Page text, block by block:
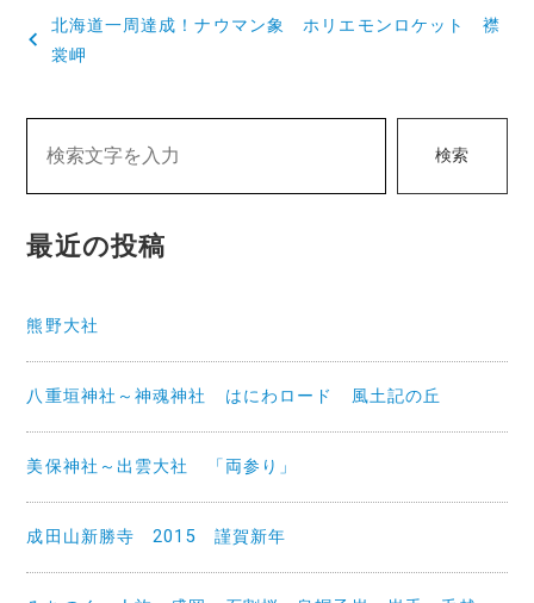
稿
ビ
ゲ
ー
ョ
ン
北海道一周達成！ナウマン象 ホリエモンロケット 襟
裳岬
検索
最近の投稿
熊野大社
八重垣神社～神魂神社 はにわロード 風土記の丘
美保神社～出雲大社 「両参り」
成田山新勝寺 2015 謹賀新年